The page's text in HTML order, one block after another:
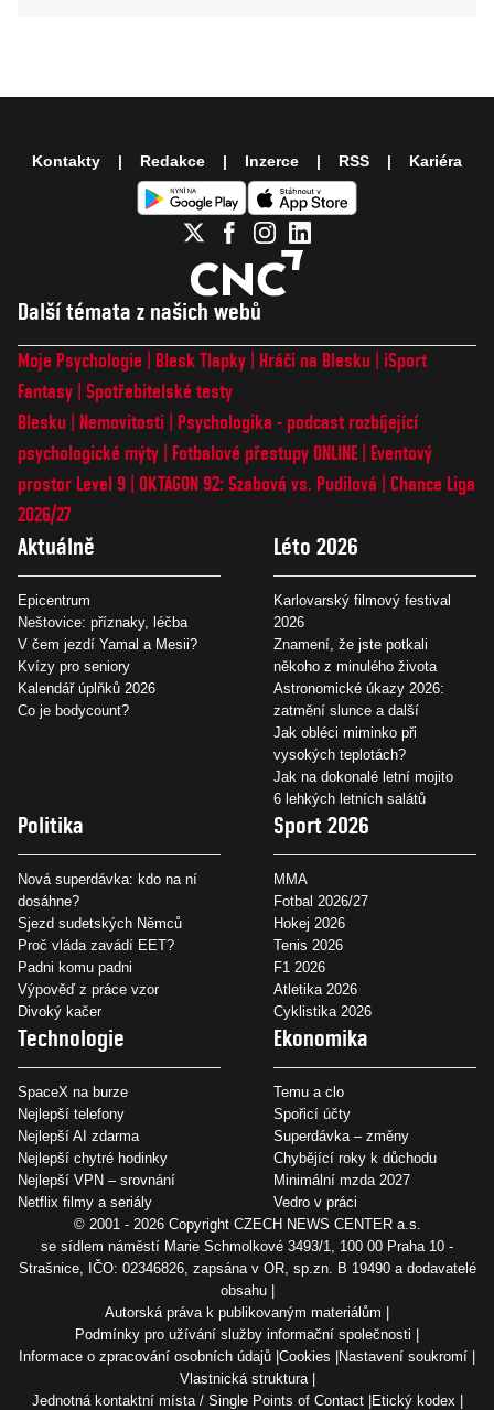
Další témata z našich webů
Moje Psychologie Blesk Tlapky Hráči na Blesku
iSport
Fantasy Spotřebitelské testy
Blesku
Nemovitosti
Psychologika - podcast rozbíjející
psychologické mýty
Fotbalové přestupy ONLINE
Eventový
prostor Level 9 OKTAGON 92: Szabová vs. Pudilová
Chance Liga
2026/27
Aktuálně
Epicentrum
Neštovice: příznaky, léčba
V čem jezdí Yamal a Mesii?
Kvízy pro seniory
Kalendář úplňků 2026
Co je bodycount?
Léto 2026
Karlovarský filmový festival
2026
Znamení, že jste potkali
někoho z minulého života
Astronomické úkazy 2026:
zatmění slunce a další
Jak obléci miminko při
vysokých teplotách?
Jak na dokonalé letní mojito
6 lehkých letních salátů
Politika
Nová superdávka: kdo na ní
dosáhne?
Sjezd sudetských Němců
Proč vláda zavádí EET?
Padni komu padni
Výpověď z práce vzor
Divoký kačer
Sport 2026
MMA
Fotbal 2026/27
Hokej 2026
Tenis 2026
F1 2026
Atletika 2026
Cyklistika 2026
Technologie
SpaceX na burze
Nejlepší telefony
Nejlepší AI zdarma
Nejlepší chytré hodinky
Nejlepší VPN – srovnání
Netflix filmy a seriály
Ekonomika
Temu a clo
Spořicí účty
Superdávka – změny
Chybějící roky k důchodu
Minimální mzda 2027
Vedro v práci
Kontakty Redakce Inzerce RSS Kariéra
© 2001 - 2026 Copyright CZECH NEWS CENTER a.s.
se sídlem náměstí Marie Schmolkové 3493/1, 100 00 Praha 10 -
Strašnice, IČO: 02346826, zapsána v OR, sp.zn. B 19490 a dodavatelé
obsahu
Autorská práva k publikovaným materiálům
Podmínky pro užívání služby informační společnosti
Informace o zpracování osobních údajů Cookies Nastavení soukromí
Vlastnická struktura
Jednotná kontaktní místa / Single Points of Contact Etický kodex